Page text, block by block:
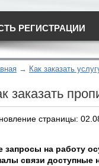
РЕГИСТРАЦИИ
Как заказать
заказать
страницы:
запросы на работу
связи доступные